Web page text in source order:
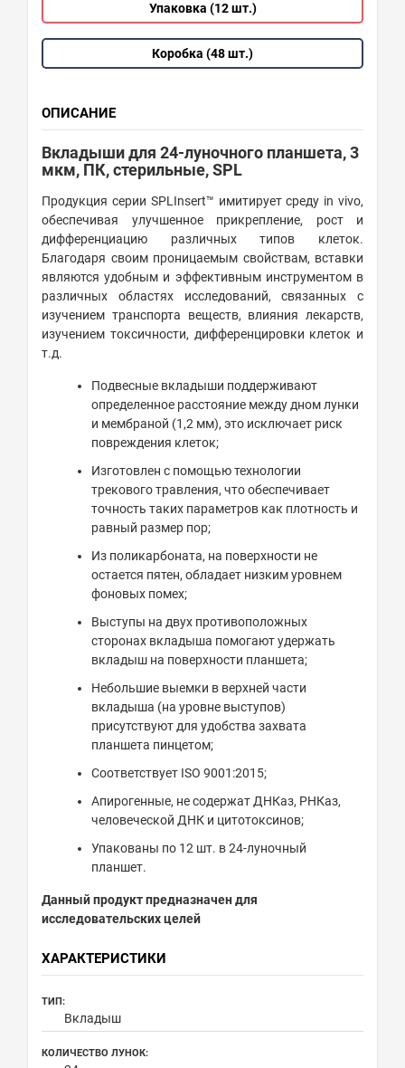
Упаковка (12 шт.)
Коробка (48 шт.)
ОПИСАНИЕ
Вкладыши для 24-луночного планшета, 3
мкм, ПК, стерильные, SPL
Продукция серии SPLInsert™ имитирует среду in vivo,
обеспечивая улучшенное прикрепление, рост и
дифференциацию различных типов клеток.
Благодаря своим проницаемым свойствам, вставки
являются удобным и эффективным инструментом в
различных областях исследований, связанных с
изучением транспорта веществ, влияния лекарств,
изучением токсичности, дифференцировки клеток и
т.д.
Подвесные вкладыши поддерживают
определенное расстояние между дном лунки
и мембраной (1,2 мм), это исключает риск
повреждения клеток;
Изготовлен с помощью технологии
трекового травления, что обеспечивает
точность таких параметров как плотность и
равный размер пор;
Из поликарбоната, на поверхности не
остается пятен, обладает низким уровнем
фоновых помех;
Выступы на двух противоположных
сторонах вкладыша помогают удержать
вкладыш на поверхности планшета;
Небольшие выемки в верхней части
вкладыша (на уровне выступов)
присутствуют для удобства захвата
планшета пинцетом;
Соответствует ISO 9001:2015;
Апирогенные, не содержат ДНКаз, РНКаз,
человеческой ДНК и цитотоксинов;
Упакованы по 12 шт. в 24-луночный
планшет.
Данный продукт предназначен для
исследовательских целей
ХАРАКТЕРИСТИКИ
ТИП:
Вкладыш
КОЛИЧЕСТВО ЛУНОК: